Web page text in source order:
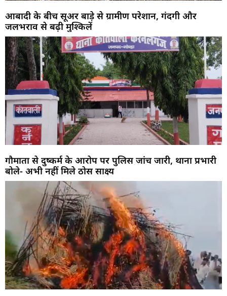
आबादी के बीच सूअर बाड़े से ग्रामीण परेशान, गंदगी और
जलभराव से बढ़ी मुश्किलें
गौमाता से दुष्कर्म के आरोप पर पुलिस जांच जारी, थाना प्रभारी
बोले- अभी नहीं मिले ठोस साक्ष्य